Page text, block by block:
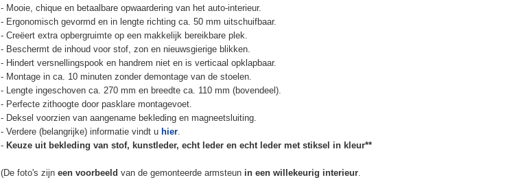
- Mooie, chique en betaalbare opwaardering van het auto-interieur.
- Ergonomisch gevormd en in lengte richting ca. 50 mm uitschuifbaar.
- Creëert extra opbergruimte op een makkelijk bereikbare plek.
- Beschermt de inhoud voor stof, zon en nieuwsgierige blikken.
- Hindert versnellingspook en handrem niet en is verticaal opklapbaar.
- Montage in ca. 10 minuten zonder demontage van de stoelen.
- Lengte ingeschoven ca. 270 mm en breedte ca. 110 mm (bovendeel).
- Perfecte zithoogte door pasklare montagevoet.
- Deksel voorzien van aangename bekleding en magneetsluiting.
- Verdere (belangrijke) informatie vindt u hier.
- Keuze uit bekleding van stof, kunstleder, echt leder en echt leder met stiksel in kleur**
(De foto's zijn een voorbeeld van de gemonteerde armsteun in een willekeurig interieur.